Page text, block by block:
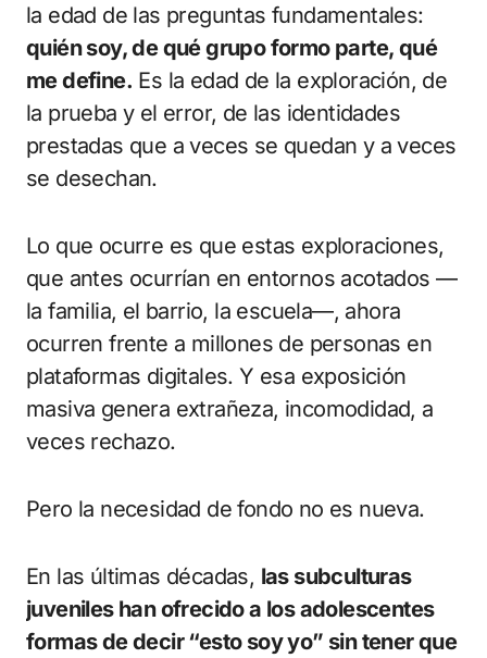
la edad de las preguntas fundamentales:
quién soy, de qué grupo formo parte, qué
me define. Es la edad de la exploración, de
la prueba y el error, de las identidades
prestadas que a veces se quedan y a veces
se desechan.
Lo que ocurre es que estas exploraciones,
que antes ocurrían en entornos acotados —
la familia, el barrio, la escuela—, ahora
ocurren frente a millones de personas en
plataformas digitales. Y esa exposición
masiva genera extrañeza, incomodidad, a
veces rechazo.
Pero la necesidad de fondo no es nueva.
En las últimas décadas, las subculturas
juveniles han ofrecido a los adolescentes
formas de decir “esto soy yo” sin tener que